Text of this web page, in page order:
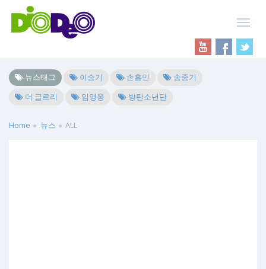
뉴스태그 이승기 손흥민
송중기
더 글로리
임영웅 방탄소년단
Home 뉴스 ALL